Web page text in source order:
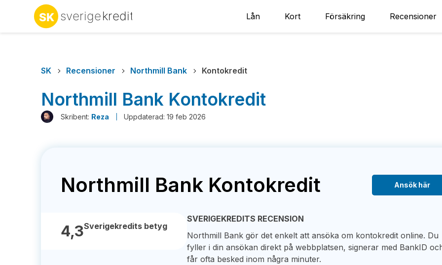
Lån Kort Försäkring Recensioner
SK Recensioner Northmill Bank Kontokredit
Northmill Bank Kontokredit
Skribent: Reza Uppdaterad: 19 feb 2026
Northmill Bank Kontokredit Ansök här
4,3Sverigekredits betyg
SVERIGEKREDITS RECENSION
Northmill Bank gör det enkelt att ansöka om kontokredit online. Du
fyller i din ansökan direkt på webbplatsen, signerar med BankID
får ofta besked inom några minuter.